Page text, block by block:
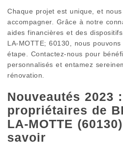
Chaque projet est unique, et
accompagner. Grâce à notre
aides financières et des
LA-MOTTE; 60130, nous
étape. Contactez-nous pour
personnalisés et entamez
rénovation.
Nouveautés 2023
propriétaires de
LA-MOTTE
savoir